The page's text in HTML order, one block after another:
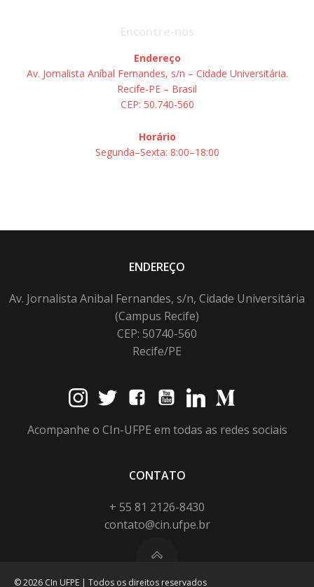
Endereço
Av. Jornalista Aníbal Fernandes, s/n – Cidade Universitária.
Recife-PE – Brasil
CEP: 50.740-560
Horário
Segunda–Sexta: 8:00–18:00
ENDEREÇO
Av. Jornalista Anibal Fernandes, s/n, Cidade Universitária
(Campus Recife)
CEP: 50740-560
Recife/PE
Acompanhe o CIn-UFPE em todas as redes sociais
CONTATO
+ 55 81 2126-8430
contato@cin.ufpe.br
© 2026 CIn UFPE | Todos os direitos reservados